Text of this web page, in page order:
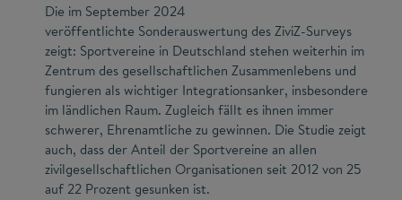
Die im September 2024
veröffentlichte Sonderauswertung des ZiviZ-Surveys
zeigt: Sportvereine in Deutschland stehen weiterhin im
Zentrum des gesellschaftlichen Zusammenlebens und
fungieren als wichtiger Integrationsanker, insbesondere
im ländlichen Raum. Zugleich fällt es ihnen immer
schwerer, Ehrenamtliche zu gewinnen. Die Studie zeigt
auch, dass der Anteil der Sportvereine an allen
zivilgesellschaftlichen Organisationen seit 2012 von 25
auf 22 Prozent gesunken ist.